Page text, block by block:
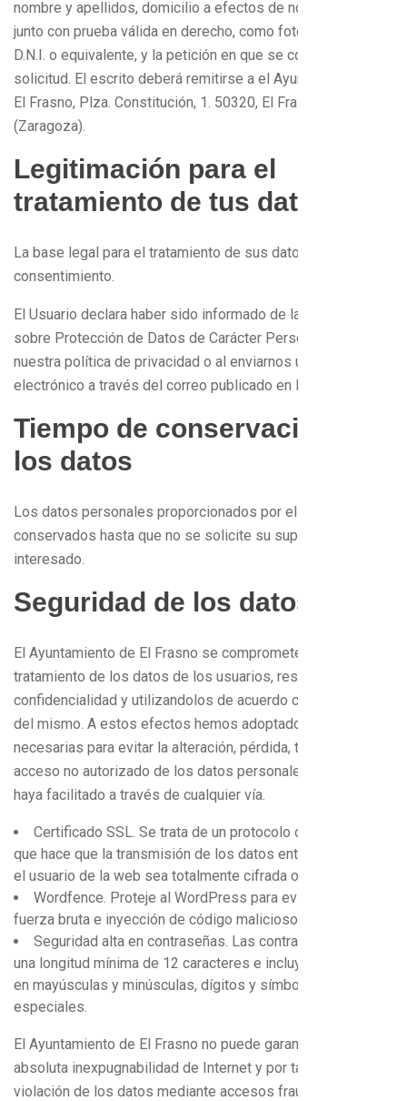
nombre y apellidos, domicilio a efectos de notificaciones,
junto con prueba válida en derecho, como fotocopia del
D.N.I. o equivalente, y la petición en que se concrete la
solicitud. El escrito deberá remitirse a el Ayuntamiento de
El Frasno, Plza. Constitución, 1. 50320, El Frasno
(Zaragoza).
Legitimación para el
tratamiento de tus datos
La base legal para el tratamiento de sus datos es: el
consentimiento.
El Usuario declara haber sido informado de las condiciones
sobre Protección de Datos de Carácter Personal, al aceptar
nuestra política de privacidad o al enviarnos un correo
electrónico a través del correo publicado en la web.
Tiempo de conservación de
los datos
Los datos personales proporcionados por el usuario serán
conservados hasta que no se solicite su supresión por el
interesado.
Seguridad de los datos
El Ayuntamiento de El Frasno se compromete en el uso y
tratamiento de los datos de los usuarios, respetando su
confidencialidad y utilizandolos de acuerdo con la finalidad
del mismo. A estos efectos hemos adoptado las medidas
necesarias para evitar la alteración, pérdida, tratamiento o
acceso no autorizado de los datos personales que nos
haya facilitado a través de cualquier vía.
Certificado SSL. Se trata de un protocolo de seguridad
que hace que la transmisión de los datos entre el servidor y
el usuario de la web sea totalmente cifrada o encriptada.
Wordfence. Proteje al WordPress para evitar ataques de
fuerza bruta e inyección de código malicioso.
Seguridad alta en contraseñas. Las contraseñas tienen
una longitud mínima de 12 caracteres e incluyen caracteres
en mayúsculas y minúsculas, dígitos y símbolos
especiales.
El Ayuntamiento de El Frasno no puede garantizar la
absoluta inexpugnabilidad de Internet y por tanto la
violación de los datos mediante accesos fraudulentos a